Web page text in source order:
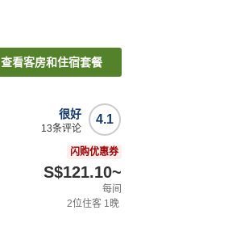
查看客房和住宿套餐
4.1
很好
13条评论
闪购优惠券
S$121.10~
每间
2位住客 1晚